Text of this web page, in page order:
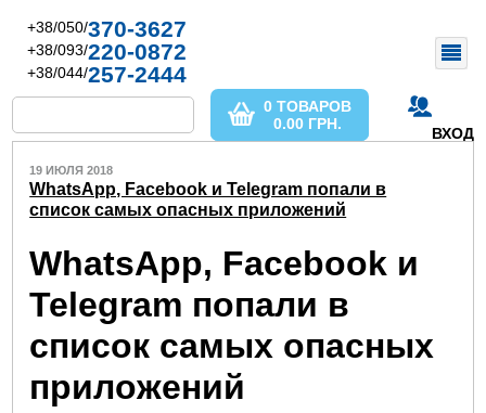
+38/050/370-3627
+38/093/220-0872
+38/044/257-2444
ВХОД
0 ТОВАРОВ
0.00 ГРН.
19 ИЮЛЯ 2018
WhatsApp, Facebook и Telegram попали в
список самых опасных приложений
WhatsApp, Facebook и
Telegram попали в
список самых опасных
приложений